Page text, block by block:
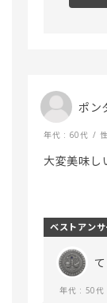
ポン
年代 : 60代
大変美味し
年代 : 50代
ベストアンサ